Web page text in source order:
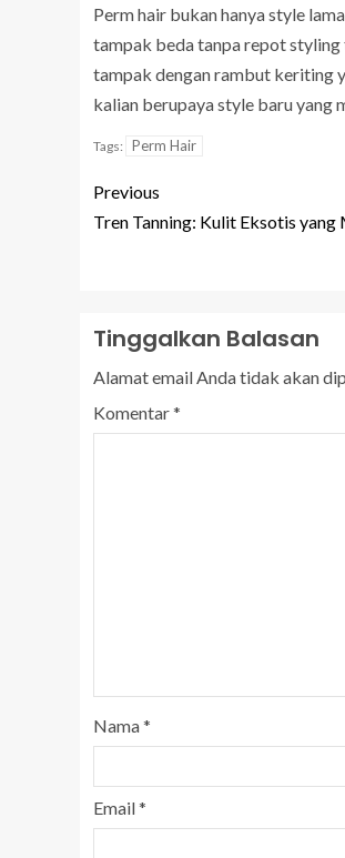
Perm hair bukan hanya style
tampak beda tanpa repot styling
tampak dengan rambut keriting
kalian berupaya style baru yang
Tags: Perm Hair
Previous
Tren Tanning: Kulit Eksotis
Tinggalkan Balasan
Alamat email Anda tidak akan
Komentar*
Nama*
Email*